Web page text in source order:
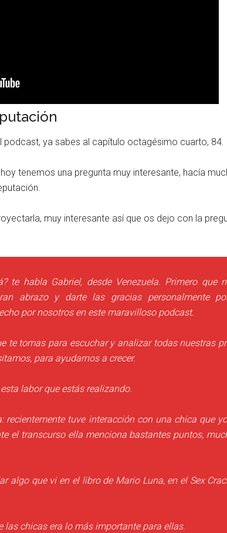
podcast, ya sabes al capítulo octagésimo cuarto, 84.
tenemos una pregunta muy interesante, hacía
muy interesante así que os dejo con la
te habla Gabriel, desde Venezuela. Primero que
abrazo y darte las gracias personalmente
por nosotros en este maravilloso podcast.
te tomas para escuchar y analizar todas nuestras
para ayudarnos a crecer.
labor que estás realizando.
recientemente tuve interacción con una chica que
el transcurso ella menciona bastantes puntos,
algo que vi en el libro de Mario Luna, en el Sex
las chicas era lo más importante para ellas.